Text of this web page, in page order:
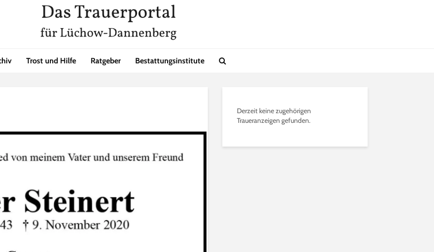
Trost und Hilfe Ratgeber Bestattungsinstitute
Derzeit keine zugehörigen
Traueranzeigen gefunden.